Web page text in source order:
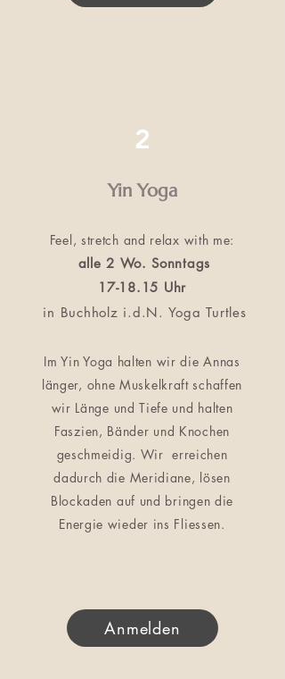
2
Yin Yoga
Feel, stretch and relax with me:
alle 2 Wo. Sonntags
17-18.15 Uhr
in Buchholz i.d.N. Yoga Turtles
Im Yin Yoga halten wir die Annas
länger, ohne Muskelkraft schaffen
wir Länge und Tiefe und halten
Faszien, Bänder und Knochen
geschmeidig. Wir erreichen
dadurch die Meridiane, lösen
Blockaden auf und bringen die
Energie wieder ins Fliessen.
Anmelden